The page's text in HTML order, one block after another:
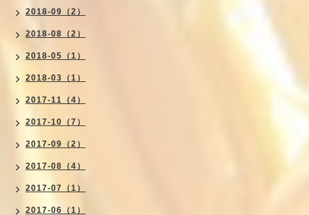
2018-09（2）
2018-08（2）
2018-05（1）
2018-03（1）
2017-11（4）
2017-10（7）
2017-09（2）
2017-08（4）
2017-07（1）
2017-06（1）